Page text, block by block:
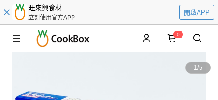
旺來興食材
立刻使用官方APP
開啟APP
0
1/5